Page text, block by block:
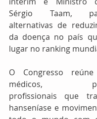
Sérgio Taam,
alternativas de
da doença no país
lugar no ranking
O Congresso reúne
médicos,
profissionais que
hanseníase e